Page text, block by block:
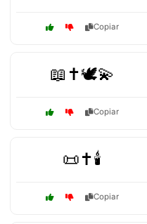
Copiar
📖✝️🕊️💫
Copiar
📜✝️🕯️
Copiar